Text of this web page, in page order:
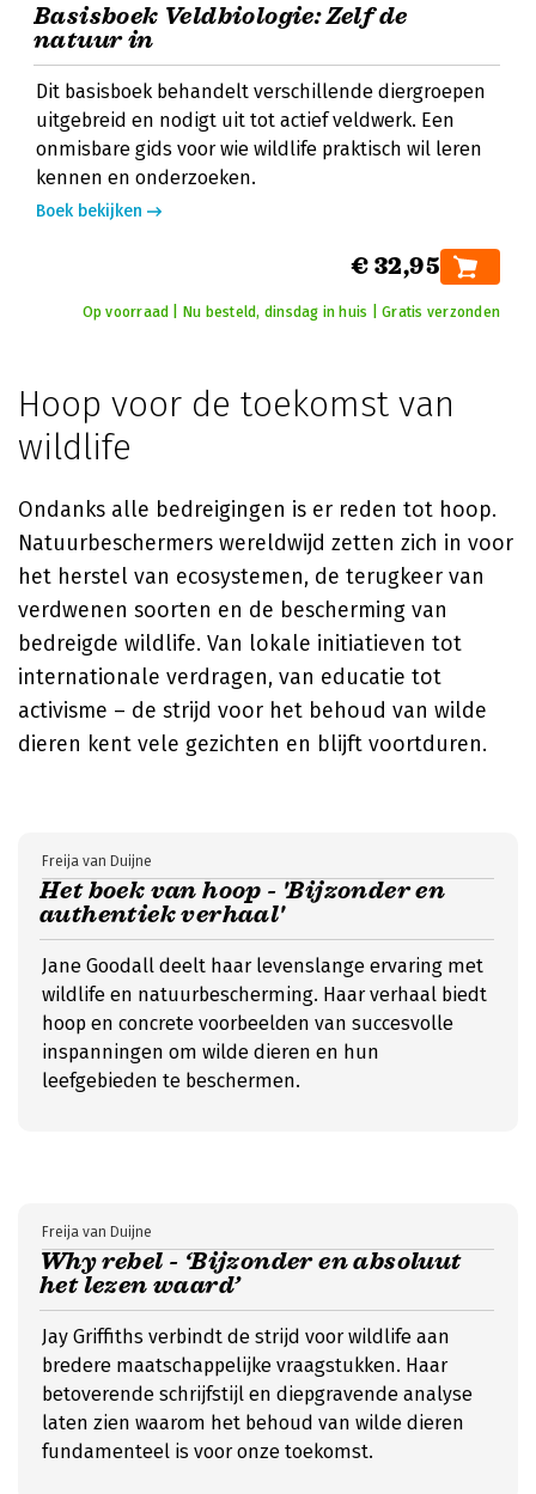
Basisboek Veldbiologie: Zelf de
natuur in
Dit basisboek behandelt verschillende diergroepen
uitgebreid en nodigt uit tot actief veldwerk. Een
onmisbare gids voor wie wildlife praktisch wil leren
kennen en onderzoeken.
Boek bekijken
€ 32,95
Op voorraad | Nu besteld, dinsdag in huis | Gratis verzonden
Hoop voor de toekomst van
wildlife
Ondanks alle bedreigingen is er reden tot hoop.
Natuurbeschermers wereldwijd zetten zich in voor
het herstel van ecosystemen, de terugkeer van
verdwenen soorten en de bescherming van
bedreigde wildlife. Van lokale initiatieven tot
internationale verdragen, van educatie tot
activisme – de strijd voor het behoud van wilde
dieren kent vele gezichten en blijft voortduren.
Het boek van hoop - 'Bijzonder en
authentiek verhaal'
Freija van Duijne
Jane Goodall deelt haar levenslange ervaring met
wildlife en natuurbescherming. Haar verhaal biedt
hoop en concrete voorbeelden van succesvolle
inspanningen om wilde dieren en hun
leefgebieden te beschermen.
Why rebel - ‘Bijzonder en absoluut
het lezen waard’
Freija van Duijne
Jay Griffiths verbindt de strijd voor wildlife aan
bredere maatschappelijke vraagstukken. Haar
betoverende schrijfstijl en diepgravende analyse
laten zien waarom het behoud van wilde dieren
fundamenteel is voor onze toekomst.